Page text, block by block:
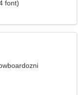
font)